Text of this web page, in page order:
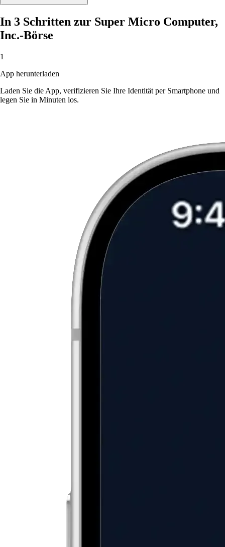
In 3 Schritten zur Super Micro Computer,
Inc.-Börse
1
App herunterladen
Laden Sie die App, verifizieren Sie Ihre Identität per Smartphone und
legen Sie in Minuten los.